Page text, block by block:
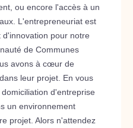
ou encore l'accès à un
L'entrepreneuriat est
pour notre
de Communes
avons à cœur de
leur projet. En vous
d'entreprise
un environnement
projet. Alors n'attendez